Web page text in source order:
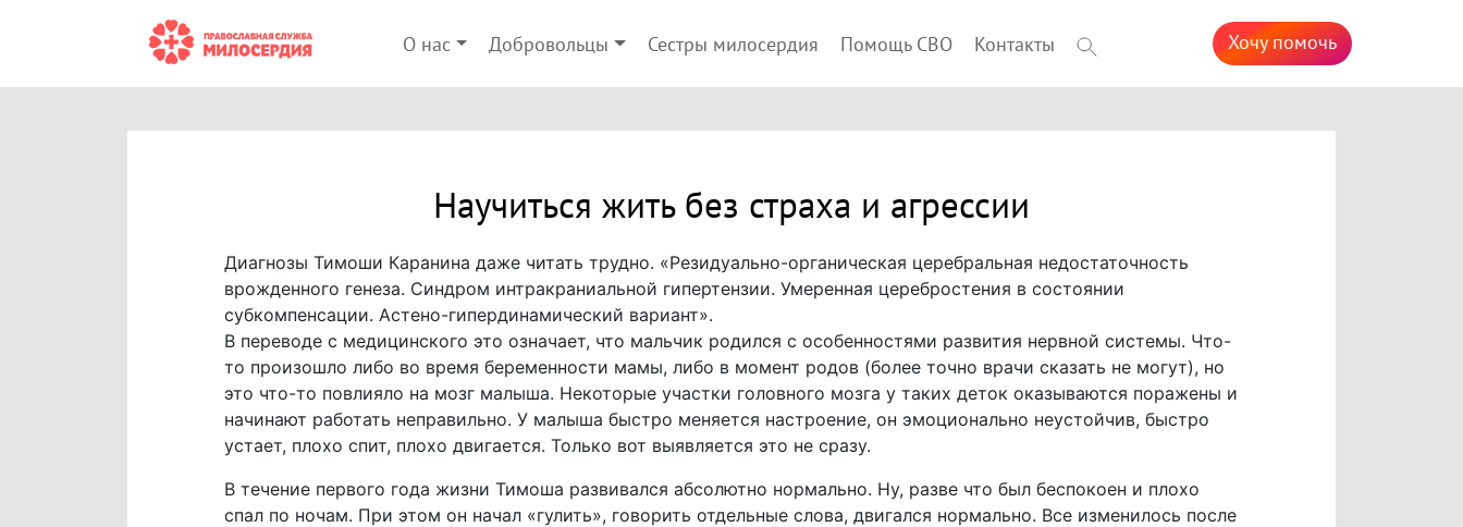
О нас Добровольцы Сестры милосердия Помощь СВО Контакты Хочу помочь
Научиться жить без страха и агрессии
Диагнозы Тимоши Каранина даже читать трудно. «Резидуально-органическая церебральная недостаточность
врожденного генеза. Синдром интракраниальной гипертензии. Умеренная церебростения в состоянии
субкомпенсации. Астено-гипердинамический вариант».
В переводе с медицинского это означает, что мальчик родился с особенностями развития нервной системы. Что-
то произошло либо во время беременности мамы, либо в момент родов (более точно врачи сказать не могут), но
это что-то повлияло на мозг малыша. Некоторые участки головного мозга у таких деток оказываются поражены и
начинают работать неправильно. У малыша быстро меняется настроение, он эмоционально неустойчив, быстро
устает, плохо спит, плохо двигается. Только вот выявляется это не сразу.
В течение первого года жизни Тимоша развивался абсолютно нормально. Ну, разве что был беспокоен и плохо
спал по ночам. При этом он начал «гулить», говорить отдельные слова, двигался нормально. Все изменилось после